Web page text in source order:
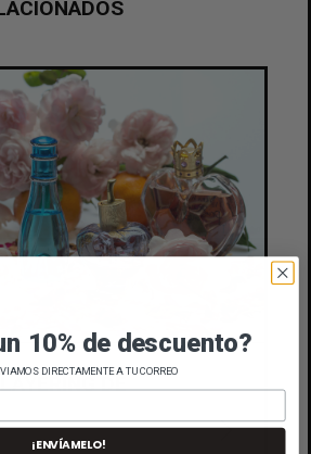
DE
10% de descuento?
DIRECTAMENTE A TU CORREO
¡ENVÍAMELO!